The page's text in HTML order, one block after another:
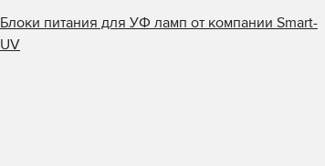
Кварцевые пластины EFI
Блоки питания для УФ ламп от компании Smart-
UV